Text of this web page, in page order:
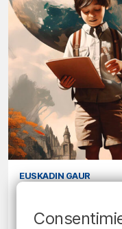
EUSKADIN GAUR
liderar la